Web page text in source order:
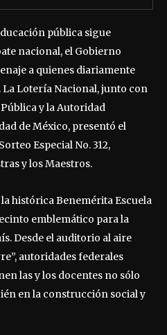
pública sigue
nacional, el Gobierno
a quienes diariamente
La Lotería Nacional, junto con
y la Autoridad
de México, presentó el
Especial No. 312,
y los Maestros.
histórica Benemérita Escuela
emblemático para la
Desde el auditorio al aire
autoridades federales
las y los docentes no sólo
en la construcción social y